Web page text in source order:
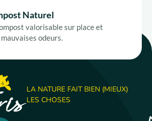
Naturel
valorisable sur place et
odeurs.
LA NATURE FAIT BIEN (MIEUX)
LES CHOSES